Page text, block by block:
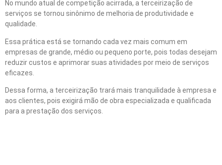
No mundo atual de competição acirrada, a terceirização de
serviços se tornou sinônimo de melhoria de produtividade e
qualidade.
Essa prática está se tornando cada vez mais comum em
empresas de grande, médio ou pequeno porte, pois todas desejam
reduzir custos e aprimorar suas atividades por meio de serviços
eficazes.
Dessa forma, a terceirização trará mais tranquilidade à empresa e
aos clientes, pois exigirá mão de obra especializada e qualificada
para a prestação dos serviços.